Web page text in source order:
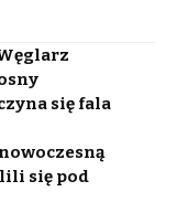
się fala
się pod